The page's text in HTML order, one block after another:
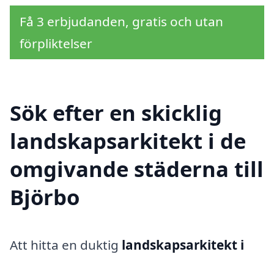
Få 3 erbjudanden, gratis och utan
förpliktelser
Sök efter en skicklig
landskapsarkitekt i de
omgivande städerna till
Björbo
Att hitta en duktig landskapsarkitekt i